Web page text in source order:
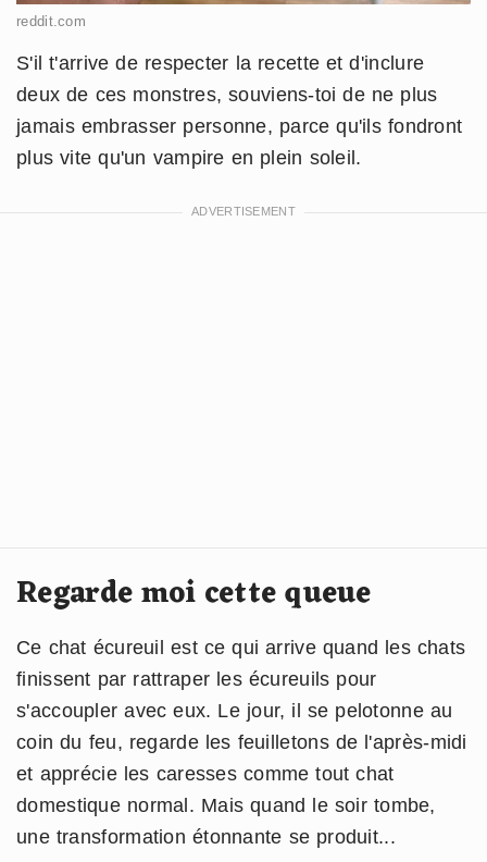
reddit.com
S'il t'arrive de respecter la recette et d'inclure
deux de ces monstres, souviens-toi de ne plus
jamais embrasser personne, parce qu'ils fondront
plus vite qu'un vampire en plein soleil.
Regarde moi cette queue
Ce chat écureuil est ce qui arrive quand les chats
finissent par rattraper les écureuils pour
s'accoupler avec eux. Le jour, il se pelotonne au
coin du feu, regarde les feuilletons de l'après-midi
et apprécie les caresses comme tout chat
domestique normal. Mais quand le soir tombe,
une transformation étonnante se produit...